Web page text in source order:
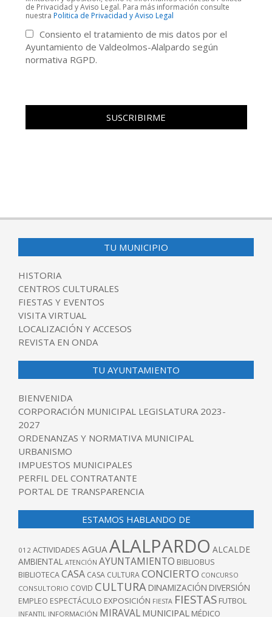
de Privacidad y Aviso Legal. Para más información consulte
nuestra Politica de Privacidad y Aviso Legal
Consiento el tratamiento de mis datos por el
Ayuntamiento de Valdeolmos-Alalpardo según
normativa RGPD.
TU MUNICIPIO
HISTORIA
CENTROS CULTURALES
FIESTAS Y EVENTOS
VISITA VIRTUAL
LOCALIZACIÓN Y ACCESOS
REVISTA EN ONDA
TU AYUNTAMIENTO
BIENVENIDA
CORPORACIÓN MUNICIPAL LEGISLATURA 2023-
2027
ORDENANZAS Y NORMATIVA MUNICIPAL
URBANISMO
IMPUESTOS MUNICIPALES
PERFIL DEL CONTRATANTE
PORTAL DE TRANSPARENCIA
ESTAMOS HABLANDO DE
012 ACTIVIDADES AGUA ALALPARDO ALCALDE
AMBIENTAL ATENCIÓN AYUNTAMIENTO BIBLIOBUS
BIBLIOTECACASA CASA CULTURACONCIERTO CONCURSO
CONSULTORIO COVID CULTURA DINAMIZACIÓN DIVERSIÓN
EMPLEO ESPECTÁCULO EXPOSICIÓN FIESTA FIESTAS FUTBOL
INFANTIL INFORMACIÓN MIRAVAL MUNICIPAL MÉDICO